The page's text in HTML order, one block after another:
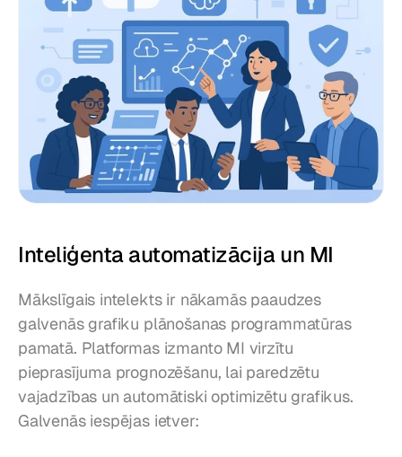
Inteliģenta automatizācija un MI
Mākslīgais intelekts ir nākamās paaudzes
galvenās grafiku plānošanas programmatūras
pamatā. Platformas izmanto MI virzītu
pieprasījuma prognozēšanu, lai paredzētu
vajadzības un automātiski optimizētu grafikus.
Galvenās iespējas ietver: